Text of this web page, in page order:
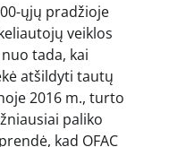
ųjų pradžioje
veiklos
tada, kai
atšildyti tautų
2016 m., turto
paliko
kad OFAC